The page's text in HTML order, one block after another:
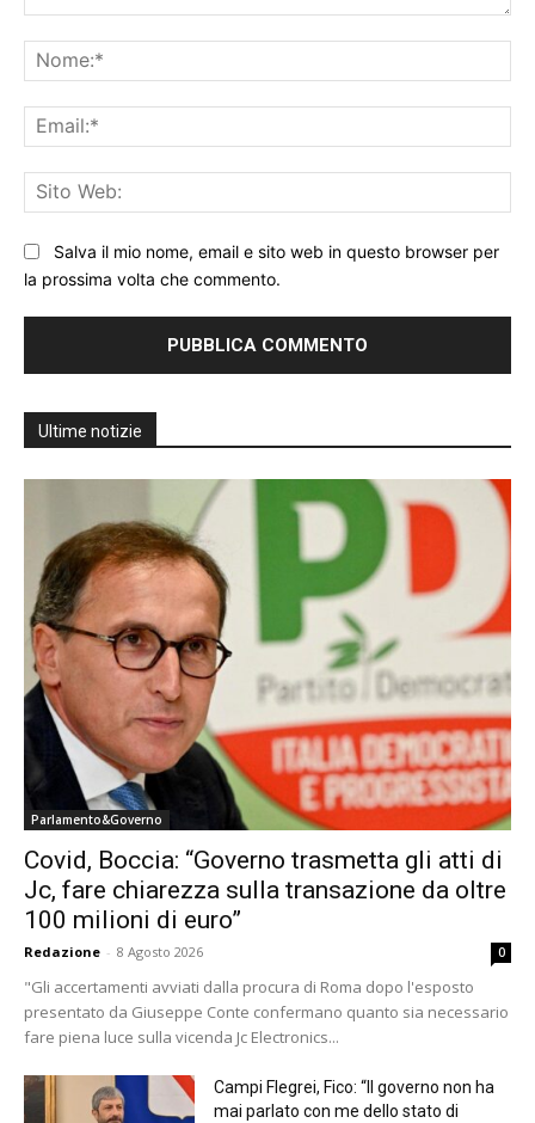
Salva il mio nome, email e sito web in questo browser per
la prossima volta che commento.
Ultime notizie
Parlamento&Governo
Covid, Boccia: “Governo trasmetta gli atti di
Jc, fare chiarezza sulla transazione da oltre
100 milioni di euro”
Redazione - 8 Agosto 2026 0
"Gli accertamenti avviati dalla procura di Roma dopo l'esposto
presentato da Giuseppe Conte confermano quanto sia necessario
fare piena luce sulla vicenda Jc Electronics...
Campi Flegrei, Fico: “Il governo non ha
mai parlato con me dello stato di